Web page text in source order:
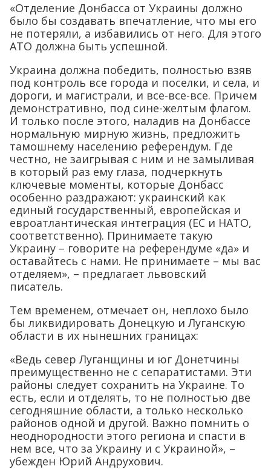
«Отделение Донбасса от Украины должно
было бы создавать впечатление, что мы его
не потеряли, а избавились от него. Для этого
АТО должна быть успешной.
Украина должна победить, полностью взяв
под контроль все города и поселки, и села, и
дороги, и магистрали, и все-все-все. Причем
демонстративно, под сине-желтым флагом.
И только после этого, наладив на Донбассе
нормальную мирную жизнь, предложить
тамошнему населению референдум. Где
честно, не заигрывая с ним и не замыливая
в который раз ему глаза, подчеркнуть
ключевые моменты, которые Донбасс
особенно раздражают: украинский как
единый государственный, европейская и
евроатлантическая интеграция (ЕС и НАТО,
соответственно). Принимаете такую
Украину – говорите на референдуме «да» и
оставайтесь с нами. Не принимаете – мы вас
отделяем», – предлагает львовский
писатель.
Тем временем, отмечает он, неплохо было
бы ликвидировать Донецкую и Луганскую
области в их нынешних границах:
«Ведь север Луганщины и юг Донетчины
преимущественно не с сепаратистами. Эти
районы следует сохранить на Украине. То
есть, если и отделять, то не полностью две
сегодняшние области, а только несколько
районов одной и другой. Важно помнить о
неоднородности этого региона и спасти в
нем все, что за Украину и с Украиной», –
убежден Юрий Андрухович.